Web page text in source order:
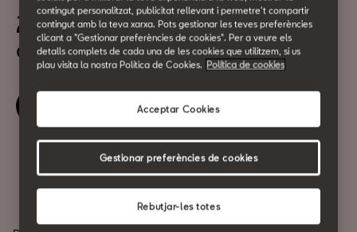
21 de Juliol
a les 19:00h
Reserva la teva entrada
Compartir
contingut personalitzat, publicitat rellevant i permetre't compartir
contingut amb la teva xarxa. Pots gestionar les teves preferències
clicant a "Gestionar preferències de cookies". Per a veure els
detalls complets de cada una de les cookies que utilitzem, si us
plau visita la nostra Política de Cookies. Política de cookies
Rebutjar-les totes
Acceptar Cookies
Gestionar preferències de cookies